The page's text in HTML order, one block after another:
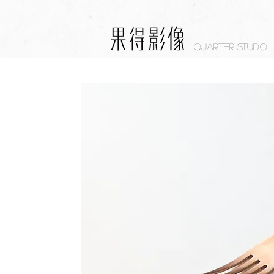
Quarter studio